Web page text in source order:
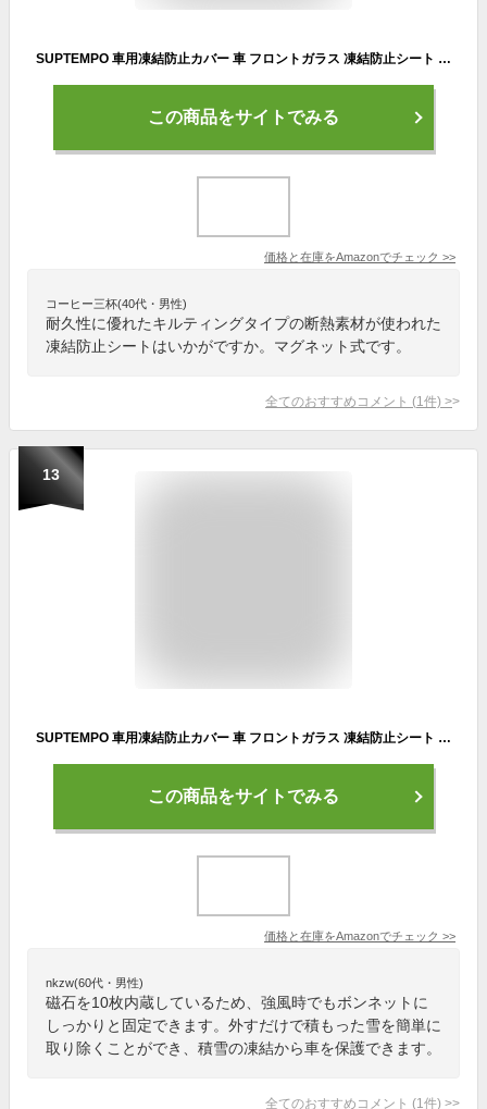
SUPTEMPO 車用凍結防止カバー 車 フロントガラス 凍結防止シート 軽自動車 凍結防止カバー 車 サンシェード 外付け 10枚強力磁石内蔵 四層構造 撥水加工 車 フロントガラスカバー 雪対策 霜除け 落葉 結露防止 四季適用
この商品をサイトでみる
価格と在庫をAmazonでチェック >>
コーヒー三杯(40代・男性)
耐久性に優れたキルティングタイプの断熱素材が使われた
凍結防止シートはいかがですか。マグネット式です。
全てのおすすめコメント (1 件) >
13
SUPTEMPO 車用凍結防止カバー 車 フロントガラス 凍結防止シート 軽自動車 凍結防止カバー 車 サンシェード 外付け 10枚強力磁石内蔵 四層構造 撥水加工 車 フロントガラスカバー 雪対策 霜除け 結露防止 落葉 四季適用 L（155×129cm）
この商品をサイトでみる
価格と在庫をAmazonでチェック >>
nkzw(60代・男性)
磁石を10枚内蔵しているため、強風時でもボンネットに
しっかりと固定できます。外すだけで積もった雪を簡単に
取り除くことができ、積雪の凍結から車を保護できます。
全てのおすすめコメント (1 件) >